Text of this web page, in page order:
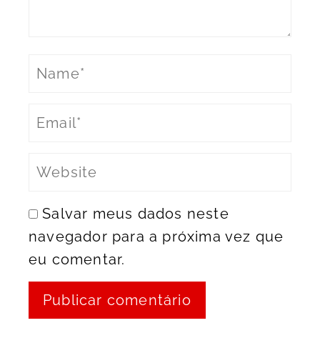
Salvar meus dados neste
navegador para a próxima vez que
eu comentar.